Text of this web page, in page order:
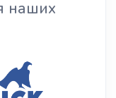
наших